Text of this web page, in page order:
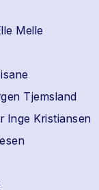
Melle
Tjemsland
Inge Kristiansen